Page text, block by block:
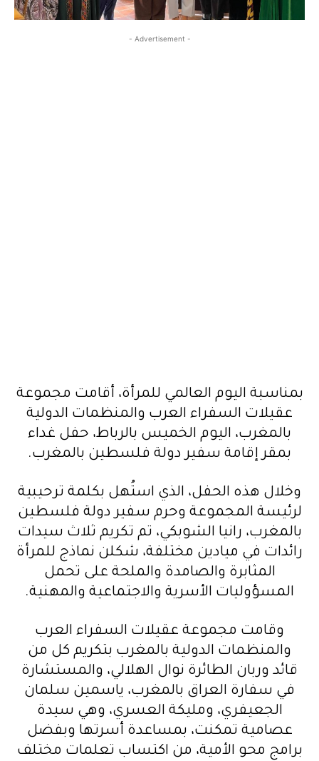
- Advertisement -
بمناسبة اليوم العالمي للمرأة، أقامت مجموعة
عقيلات السفراء العرب والمنظمات الدولية
بالمغرب، اليوم الخميس بالرباط، حفل غداء
بمقر إقامة سفير دولة فلسطين بالمغرب.
وخلال هذه الحفل، الذي استُهل بكلمة ترحيبية
لرئيسة المجموعة وحرم سفير دولة فلسطين
بالمغرب، رانيا الشوبكي، تم تكريم ثلاث سيدات
رائدات في ميادين مختلفة، شكلن نماذج للمرأة
المثابرة والصامدة والملحة على تحمل
المسؤوليات الأسرية والاجتماعية والمهنية.
وقامت مجموعة عقيلات السفراء العرب
والمنظمات الدولية بالمغرب بتكريم كل من
قائد وربان الطائرة نوال الهلالي، والمستشارة
في سفارة العراق بالمغرب، ياسمين سلمان
الجعيفري، ومليكة العسري، وهي سيدة
عصامية تمكنت، بمساعدة أسرتها وبفضل
برامج محو الأمية، من اكتساب تعلمات مختلف